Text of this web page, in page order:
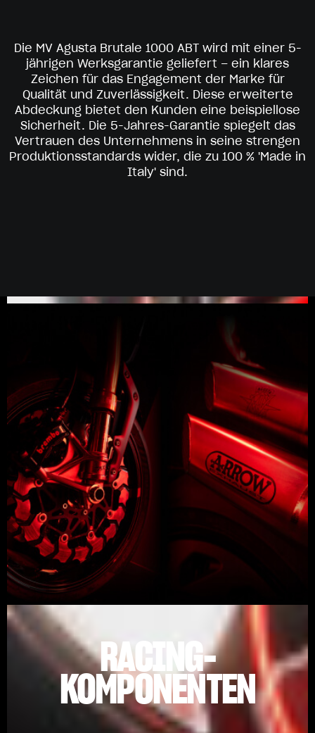
Die MV Agusta Brutale 1000 ABT wird mit einer 5-
jährigen Werksgarantie geliefert – ein klares
Zeichen für das Engagement der Marke für
Qualität und Zuverlässigkeit. Diese erweiterte
Abdeckung bietet den Kunden eine beispiellose
Sicherheit. Die 5-Jahres-Garantie spiegelt das
Vertrauen des Unternehmens in seine strengen
Produktionsstandards wider, die zu 100 % 'Made in
Italy' sind.
RACING-
KOMPONENTEN